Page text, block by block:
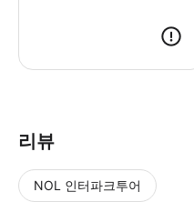
리뷰
NOL 인터파크투어